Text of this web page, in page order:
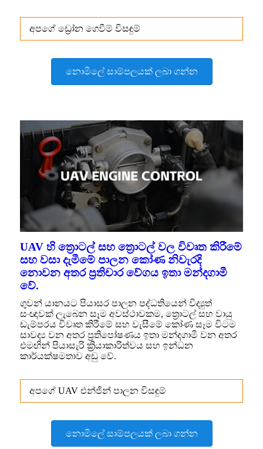
අපගේ ඩ්‍රෝන ගෙවීම් විසඳුම්
නොමිලේ සාම්පලයක් ලබා ගන්න
UAV හි ත්‍රොටල් සහ ත්‍රොටල් වල විවෘත කිරීමේ
සහ වසා දැමීමේ පාලන කෝණ නිවැරදි
නොවන අතර ප්‍රතිචාර වේගය ඉතා මන්දගාමී
වේ.
ගුවන් යානයට පියාසර පාලන පද්ධතියෙන් විද්‍යුත්
සංඥාවක් ලැබෙන සෑම අවස්ථාවකම, ත්‍රොටල් සහ වායු
ඩැම්පරය විවෘත කිරීමේ සහ වැසීමේ කෝණ සෑම විටම
සාවද්‍ය වන අතර ප්‍රතිපෝෂණය ඉතා මන්දගාමී වන අතර
එමඟින් පියාසැරි ක්‍රියාකාරිත්වය සහ ඉන්ධන
කාර්යක්ෂමතාව අඩු වේ.
අපගේ UAV එන්ජින් පාලන විසඳුම්
නොමිලේ සාම්පලයක් ලබා ගන්න